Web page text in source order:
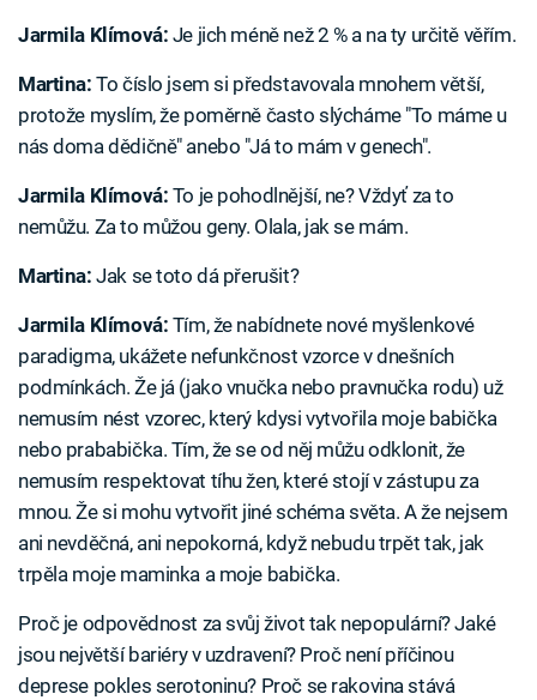
Jarmila Klímová: Je jich méně než 2 % a na ty určitě věřím.
Martina:To číslo jsem si představovala mnohem větší,
protože myslím, že poměrně často slýcháme "To máme u
nás doma dědičně" anebo "Já to mám v genech".
Jarmila Klímová: To je pohodlnější, ne? Vždyť za to
nemůžu. Za to můžou geny. Olala, jak se mám.
Martina:Jak se toto dá přerušit?
Jarmila Klímová: Tím, že nabídnete nové myšlenkové
paradigma, ukážete nefunkčnost vzorce v dnešních
podmínkách. Že já (jako vnučka nebo pravnučka rodu) už
nemusím nést vzorec, který kdysi vytvořila moje babička
nebo prababička. Tím, že se od něj můžu odklonit, že
nemusím respektovat tíhu žen, které stojí v zástupu za
mnou. Že si mohu vytvořit jiné schéma světa. A že nejsem
ani nevděčná, ani nepokorná, když nebudu trpět tak, jak
trpěla moje maminka a moje babička.
Proč je odpovědnost za svůj život tak nepopulární? Jaké
jsou největší bariéry v uzdravení? Proč není příčinou
deprese pokles serotoninu? Proč se rakovina stává